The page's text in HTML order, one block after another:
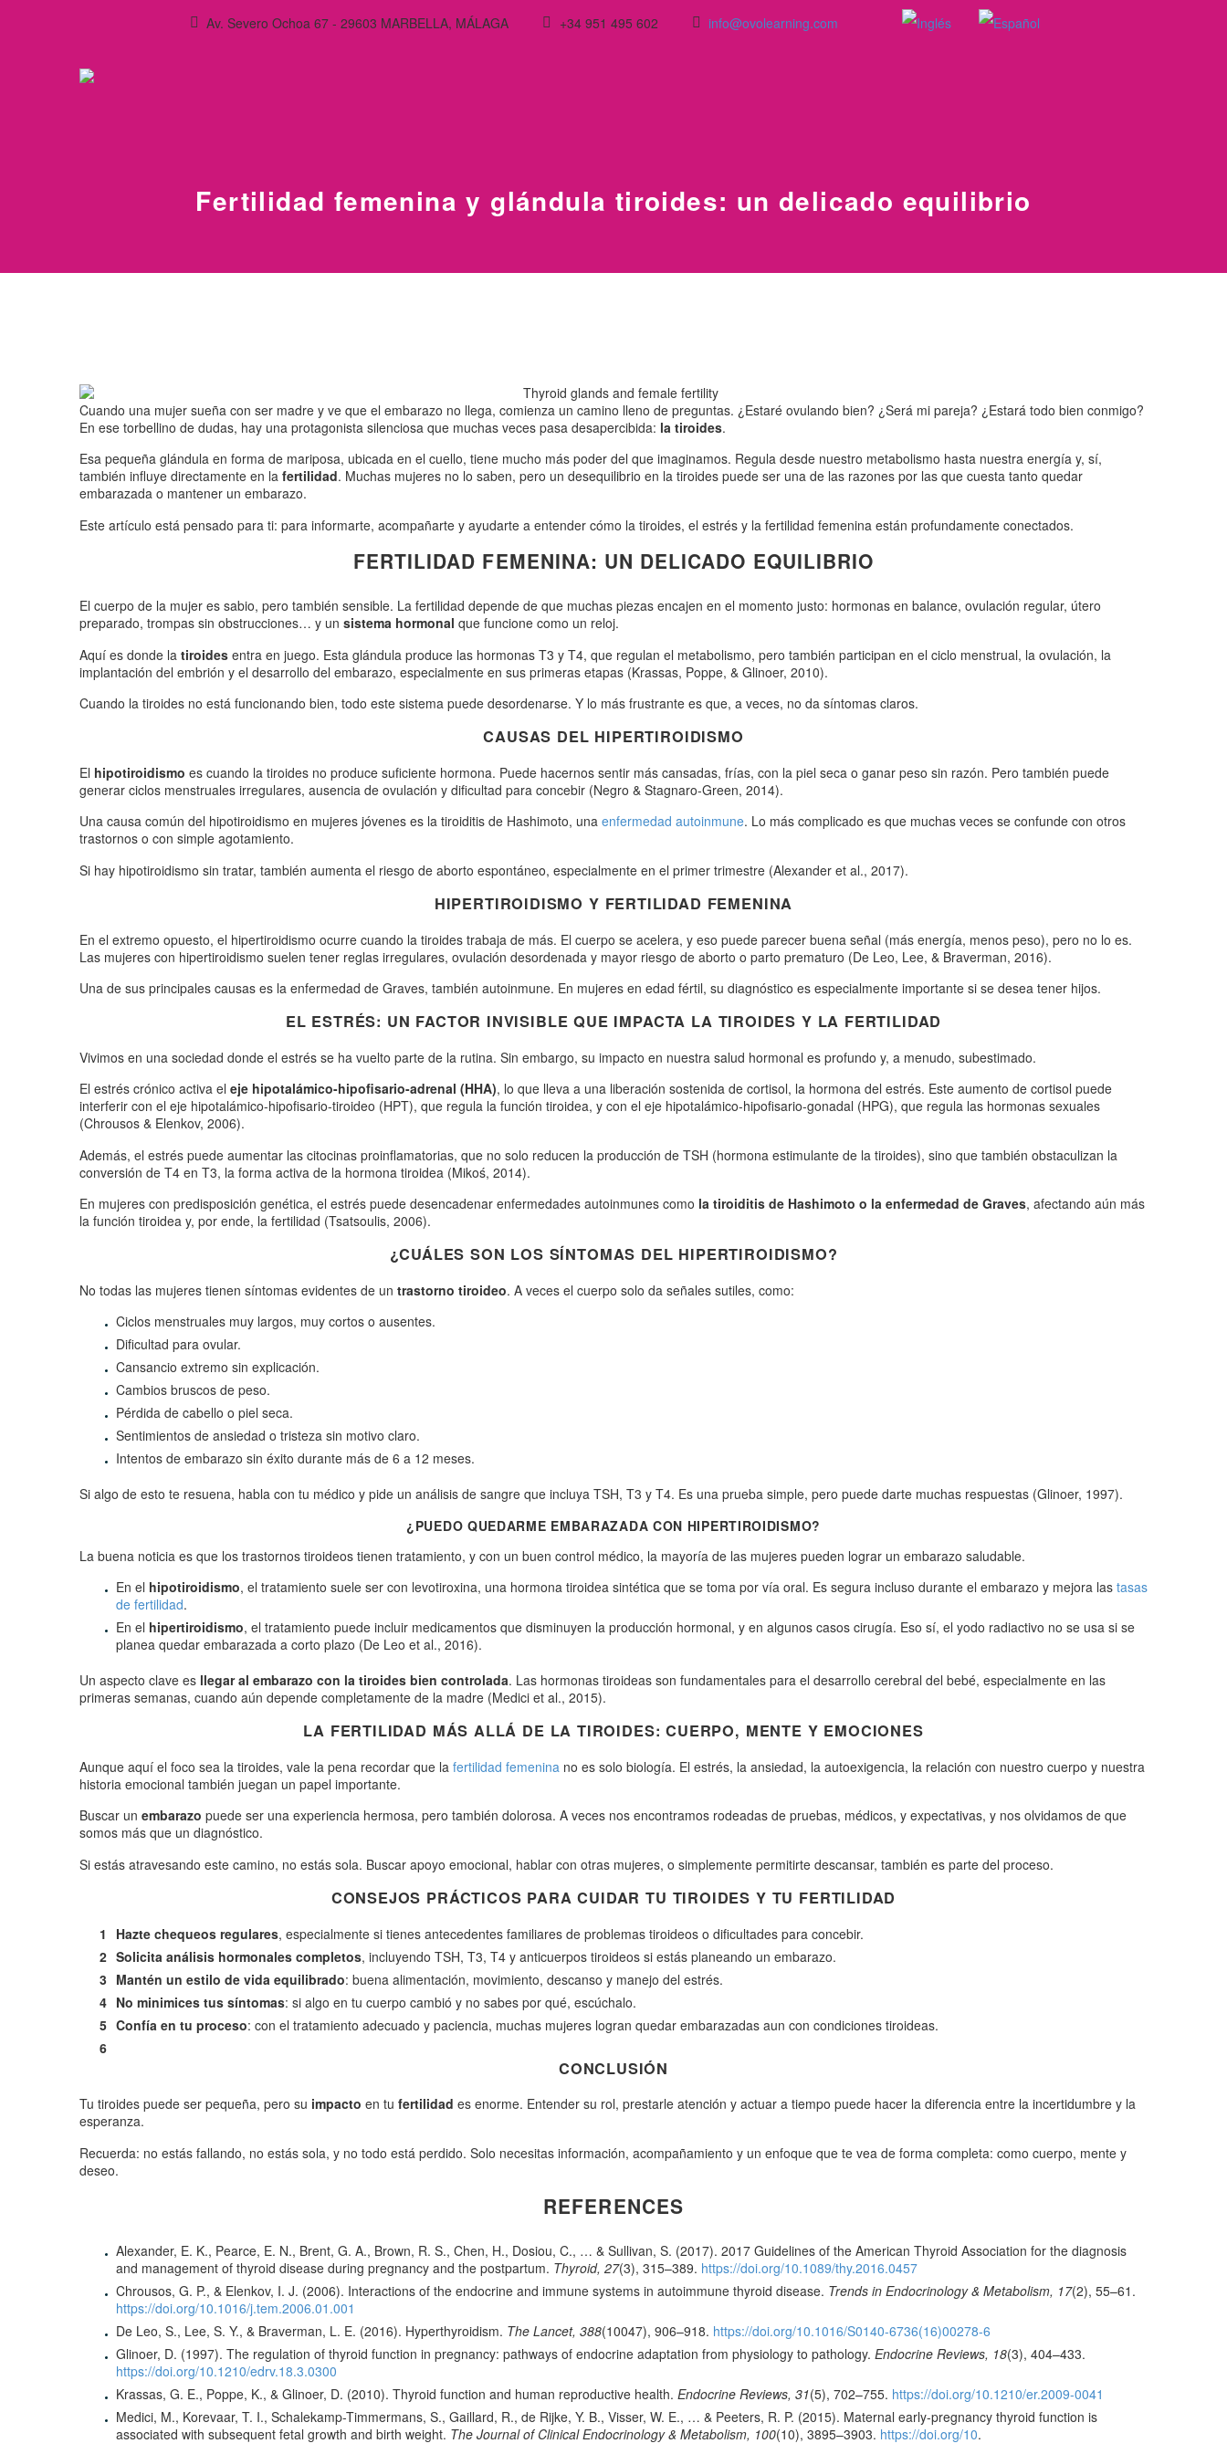
Av. Severo Ochoa 67 - 29603 MARBELLA, MÁLAGA +34 951 495 602 info@ovolearning.com
Fertilidad femenina y glándula tiroides: un delicado equilibrio
Cuando una mujer sueña con ser madre y ve que el embarazo no llega, comienza un camino lleno de preguntas. ¿Estaré ovulando bien? ¿Será mi pareja? ¿Estará todo bien conmigo?
En ese torbellino de dudas, hay una protagonista silenciosa que muchas veces pasa desapercibida: la tiroides.
Esa pequeña glándula en forma de mariposa, ubicada en el cuello, tiene mucho más poder del que imaginamos. Regula desde nuestro metabolismo hasta nuestra energía y, sí,
también influye directamente en la fertilidad. Muchas mujeres no lo saben, pero un desequilibrio en la tiroides puede ser una de las razones por las que cuesta tanto quedar
embarazada o mantener un embarazo.
Este artículo está pensado para ti: para informarte, acompañarte y ayudarte a entender cómo la tiroides, el estrés y la fertilidad femenina están profundamente conectados.
FERTILIDAD FEMENINA: UN DELICADO EQUILIBRIO
El cuerpo de la mujer es sabio, pero también sensible. La fertilidad depende de que muchas piezas encajen en el momento justo: hormonas en balance, ovulación regular, útero
preparado, trompas sin obstrucciones… y un sistema hormonal que funcione como un reloj.
Aquí es donde la tiroides entra en juego. Esta glándula produce las hormonas T3 y T4, que regulan el metabolismo, pero también participan en el ciclo menstrual, la ovulación, la
implantación del embrión y el desarrollo del embarazo, especialmente en sus primeras etapas (Krassas, Poppe, & Glinoer, 2010).
Cuando la tiroides no está funcionando bien, todo este sistema puede desordenarse. Y lo más frustrante es que, a veces, no da síntomas claros.
CAUSAS DEL HIPERTIROIDISMO
El hipotiroidismo es cuando la tiroides no produce suficiente hormona. Puede hacernos sentir más cansadas, frías, con la piel seca o ganar peso sin razón. Pero también puede
generar ciclos menstruales irregulares, ausencia de ovulación y dificultad para concebir (Negro & Stagnaro-Green, 2014).
Una causa común del hipotiroidismo en mujeres jóvenes es la tiroiditis de Hashimoto, una enfermedad autoinmune. Lo más complicado es que muchas veces se confunde con otros
trastornos o con simple agotamiento.
Si hay hipotiroidismo sin tratar, también aumenta el riesgo de aborto espontáneo, especialmente en el primer trimestre (Alexander et al., 2017).
HIPERTIROIDISMO Y FERTILIDAD FEMENINA
En el extremo opuesto, el hipertiroidismo ocurre cuando la tiroides trabaja de más. El cuerpo se acelera, y eso puede parecer buena señal (más energía, menos peso), pero no lo es.
Las mujeres con hipertiroidismo suelen tener reglas irregulares, ovulación desordenada y mayor riesgo de aborto o parto prematuro (De Leo, Lee, & Braverman, 2016).
Una de sus principales causas es la enfermedad de Graves, también autoinmune. En mujeres en edad fértil, su diagnóstico es especialmente importante si se desea tener hijos.
EL ESTRÉS: UN FACTOR INVISIBLE QUE IMPACTA LA TIROIDES Y LA FERTILIDAD
Vivimos en una sociedad donde el estrés se ha vuelto parte de la rutina. Sin embargo, su impacto en nuestra salud hormonal es profundo y, a menudo, subestimado.
El estrés crónico activa el eje hipotalámico-hipofisario-adrenal (HHA), lo que lleva a una liberación sostenida de cortisol, la hormona del estrés. Este aumento de cortisol puede
interferir con el eje hipotalámico-hipofisario-tiroideo (HPT), que regula la función tiroidea, y con el eje hipotalámico-hipofisario-gonadal (HPG), que regula las hormonas sexuales
(Chrousos & Elenkov, 2006).
Además, el estrés puede aumentar las citocinas proinflamatorias, que no solo reducen la producción de TSH (hormona estimulante de la tiroides), sino que también obstaculizan la
conversión de T4 en T3, la forma activa de la hormona tiroidea (Mikoś, 2014).
En mujeres con predisposición genética, el estrés puede desencadenar enfermedades autoinmunes como la tiroiditis de Hashimoto o la enfermedad de Graves, afectando aún más
la función tiroidea y, por ende, la fertilidad (Tsatsoulis, 2006).
¿CUÁLES SON LOS SÍNTOMAS DEL HIPERTIROIDISMO?
No todas las mujeres tienen síntomas evidentes de un trastorno tiroideo. A veces el cuerpo solo da señales sutiles, como:
Ciclos menstruales muy largos, muy cortos o ausentes.
Dificultad para ovular.
Cansancio extremo sin explicación.
Cambios bruscos de peso.
Pérdida de cabello o piel seca.
Sentimientos de ansiedad o tristeza sin motivo claro.
Intentos de embarazo sin éxito durante más de 6 a 12 meses.
Si algo de esto te resuena, habla con tu médico y pide un análisis de sangre que incluya TSH, T3 y T4. Es una prueba simple, pero puede darte muchas respuestas (Glinoer, 1997).
¿PUEDO QUEDARME EMBARAZADA CON HIPERTIROIDISMO?
La buena noticia es que los trastornos tiroideos tienen tratamiento, y con un buen control médico, la mayoría de las mujeres pueden lograr un embarazo saludable.
En el hipotiroidismo, el tratamiento suele ser con levotiroxina, una hormona tiroidea sintética que se toma por vía oral. Es segura incluso durante el embarazo y mejora las tasas
de fertilidad.
En el hipertiroidismo, el tratamiento puede incluir medicamentos que disminuyen la producción hormonal, y en algunos casos cirugía. Eso sí, el yodo radiactivo no se usa si se
planea quedar embarazada a corto plazo (De Leo et al., 2016).
Un aspecto clave es llegar al embarazo con la tiroides bien controlada. Las hormonas tiroideas son fundamentales para el desarrollo cerebral del bebé, especialmente en las
primeras semanas, cuando aún depende completamente de la madre (Medici et al., 2015).
LA FERTILIDAD MÁS ALLÁ DE LA TIROIDES: CUERPO, MENTE Y EMOCIONES
Aunque aquí el foco sea la tiroides, vale la pena recordar que la fertilidad femenina no es solo biología. El estrés, la ansiedad, la autoexigencia, la relación con nuestro cuerpo y nuestra
historia emocional también juegan un papel importante.
Buscar un embarazo puede ser una experiencia hermosa, pero también dolorosa. A veces nos encontramos rodeadas de pruebas, médicos, y expectativas, y nos olvidamos de que
somos más que un diagnóstico.
Si estás atravesando este camino, no estás sola. Buscar apoyo emocional, hablar con otras mujeres, o simplemente permitirte descansar, también es parte del proceso.
CONSEJOS PRÁCTICOS PARA CUIDAR TU TIROIDES Y TU FERTILIDAD
Hazte chequeos regulares, especialmente si tienes antecedentes familiares de problemas tiroideos o dificultades para concebir.
Solicita análisis hormonales completos, incluyendo TSH, T3, T4 y anticuerpos tiroideos si estás planeando un embarazo.
Mantén un estilo de vida equilibrado: buena alimentación, movimiento, descanso y manejo del estrés.
No minimices tus síntomas: si algo en tu cuerpo cambió y no sabes por qué, escúchalo.
Confía en tu proceso: con el tratamiento adecuado y paciencia, muchas mujeres logran quedar embarazadas aun con condiciones tiroideas.
CONCLUSIÓN
Tu tiroides puede ser pequeña, pero su impacto en tu fertilidad es enorme. Entender su rol, prestarle atención y actuar a tiempo puede hacer la diferencia entre la incertidumbre y la
esperanza.
Recuerda: no estás fallando, no estás sola, y no todo está perdido. Solo necesitas información, acompañamiento y un enfoque que te vea de forma completa: como cuerpo, mente y
deseo.
REFERENCES
Alexander, E. K., Pearce, E. N., Brent, G. A., Brown, R. S., Chen, H., Dosiou, C., … & Sullivan, S. (2017). 2017 Guidelines of the American Thyroid Association for the diagnosis
and management of thyroid disease during pregnancy and the postpartum. Thyroid, 27(3), 315–389. https://doi.org/10.1089/thy.2016.0457
Chrousos, G. P., & Elenkov, I. J. (2006). Interactions of the endocrine and immune systems in autoimmune thyroid disease. Trends in Endocrinology & Metabolism, 17(2), 55–61.
https://doi.org/10.1016/j.tem.2006.01.001
De Leo, S., Lee, S. Y., & Braverman, L. E. (2016). Hyperthyroidism. The Lancet, 388(10047), 906–918. https://doi.org/10.1016/S0140-6736(16)00278-6
Glinoer, D. (1997). The regulation of thyroid function in pregnancy: pathways of endocrine adaptation from physiology to pathology. Endocrine Reviews, 18(3), 404–433.
https://doi.org/10.1210/edrv.18.3.0300
Krassas, G. E., Poppe, K., & Glinoer, D. (2010). Thyroid function and human reproductive health. Endocrine Reviews, 31(5), 702–755. https://doi.org/10.1210/er.2009-0041
Medici, M., Korevaar, T. I., Schalekamp-Timmermans, S., Gaillard, R., de Rijke, Y. B., Visser, W. E., … & Peeters, R. P. (2015). Maternal early-pregnancy thyroid function is
associated with subsequent fetal growth and birth weight. The Journal of Clinical Endocrinology & Metabolism, 100(10), 3895–3903. https://doi.org/10.